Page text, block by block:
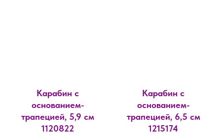
Карабин с
основанием-
трапецией, 5,9 см
1120822
Карабин с
основанием-
трапецией, 6,5 см
1215174